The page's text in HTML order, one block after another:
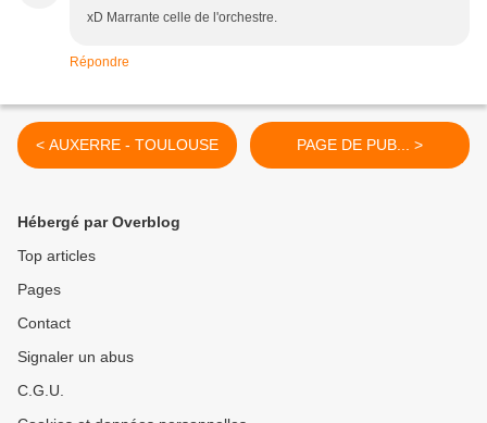
xD Marrante celle de l'orchestre.
Répondre
< AUXERRE - TOULOUSE PAGE DE PUB... >
Hébergé par Overblog
Top articles
Pages
Contact
Signaler un abus
C.G.U.